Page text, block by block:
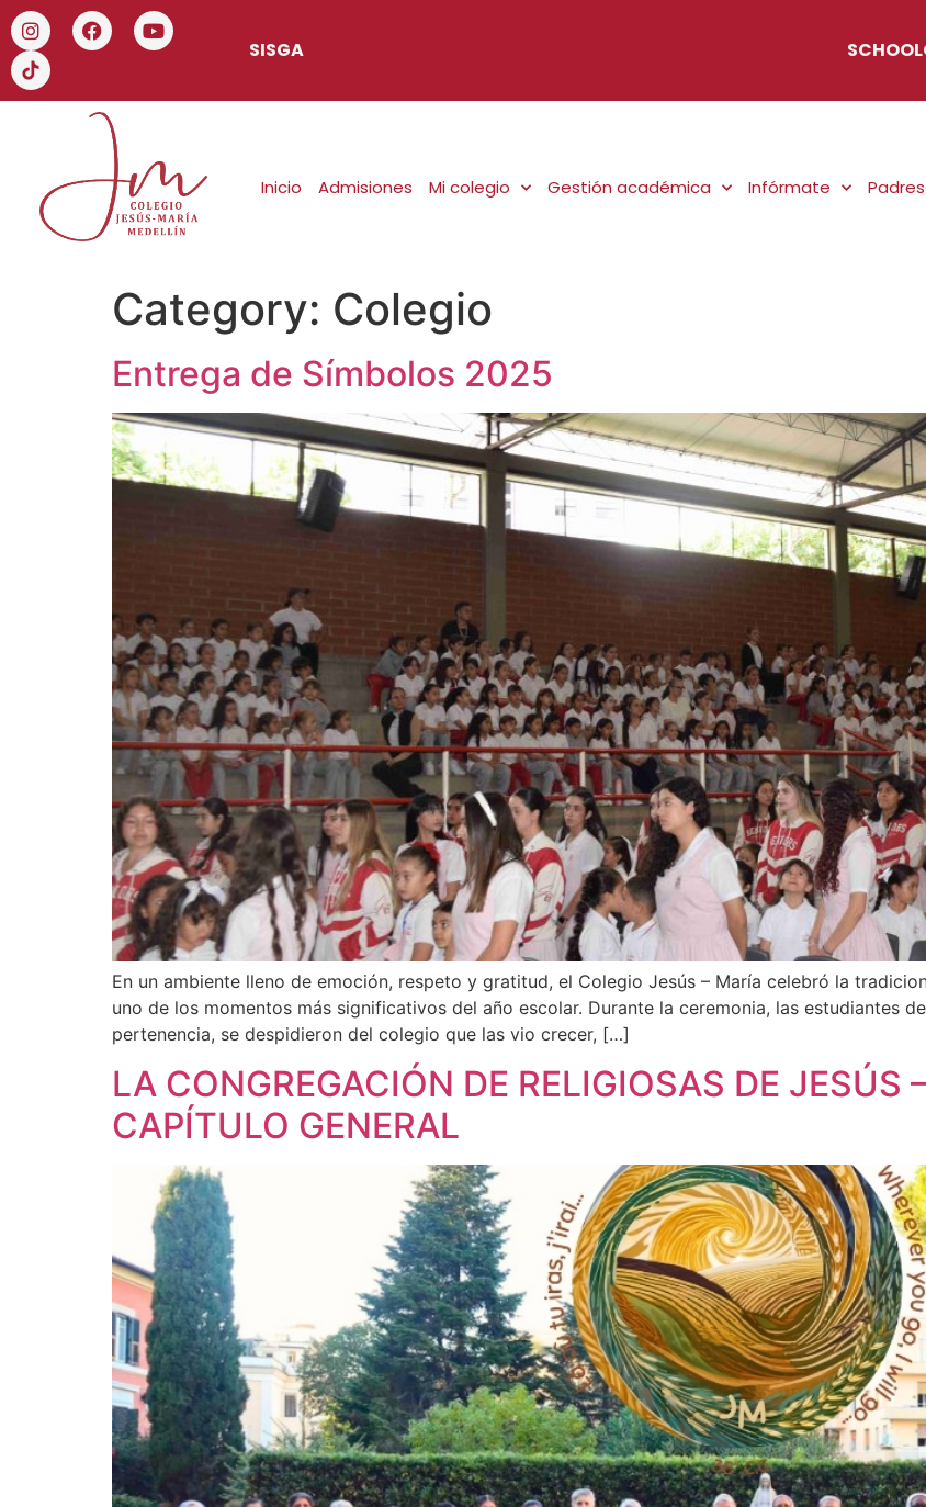
SISGA
Inicio Admisiones Mi colegio Gestión académica Infórmate
Category: Colegio
Entrega de Símbolos 2025
En un ambiente lleno de emoción, respeto y gratitud, el Colegio Jesús – María celebró la
uno de los momentos más significativos del año escolar. Durante la ceremonia, las estudiantes
pertenencia, se despidieron del colegio que las vio crecer, […]
LA CONGREGACIÓN DE RELIGIOSAS DE JESÚS
CAPÍTULO GENERAL